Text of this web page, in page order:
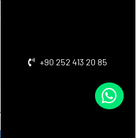
Hotel 2022
+90 252 413 20 85